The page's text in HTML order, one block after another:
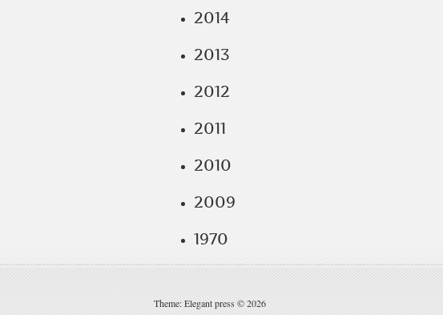
2014
2013
2012
2011
2010
2009
1970
Theme: Elegant press © 2026